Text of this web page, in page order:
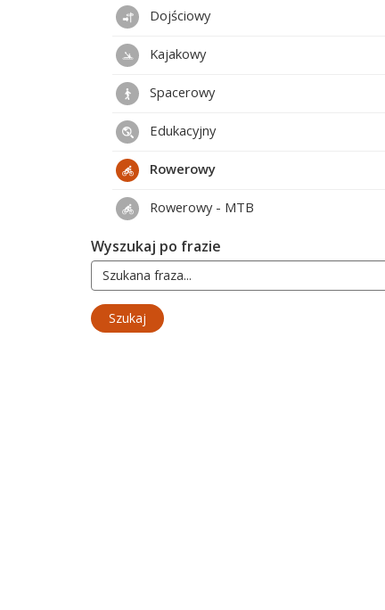
Dojściowy
Kajakowy
Spacerowy
Edukacyjny
Rowerowy
Rowerowy - MTB
Wyszukaj po frazie